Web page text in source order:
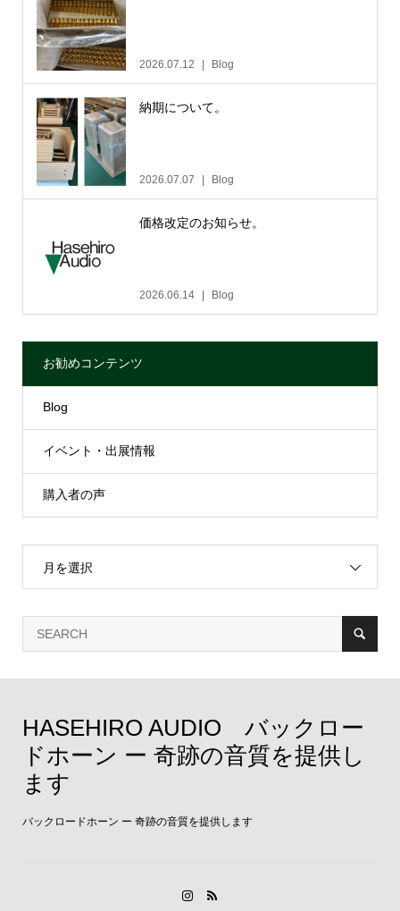
2026.07.12 Blog
納期について。
2026.07.07 Blog
価格改定のお知らせ。
2026.06.14 Blog
お勧めコンテンツ
Blog
イベント・出展情報
購入者の声
月を選択
HASEHIRO AUDIO バックロー
ドホーン ー 奇跡の音質を提供し
ます
バックロードホーン ー 奇跡の音質を提供します